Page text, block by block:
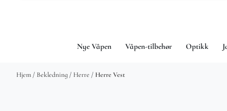
Nye Våpen Våpen-tilbehør Optikk
Hjem / Bekledning / Herre / Herre Vest